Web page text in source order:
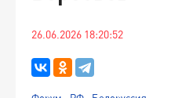
26.06.2026 18:20:52